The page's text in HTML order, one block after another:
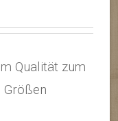
Qualität zum
Größen